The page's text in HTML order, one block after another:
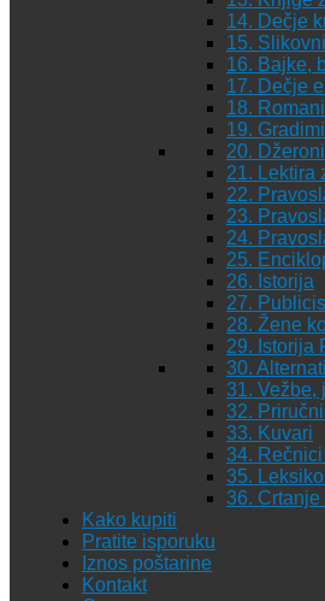
14. Dečje
15.
16. Bajke,
17. Dečje
18.
19.
20.
21. Lektira
22.
23.
24.
25.
26. Istorija
27.
28. Žene
29. Istorija
30.
31. Vežbe,
32.
33. Kuvari
34.
35.
36.
Kako kupiti
Pratite isporuku
Iznos poštarine
Kontakt